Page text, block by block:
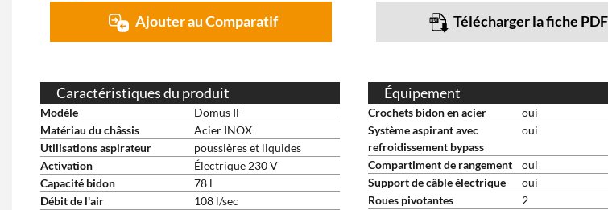
Ajouter au Comparatif Télécharger la fiche PDF
Caractéristiques du produit
Modèle
Domus IF
Matériau du châssis
Acier INOX
Utilisations aspirateur
poussières et liquides
Activation
Électrique 230 V
Capacité bidon
78 l
Débit de l'air
108 l/sec
Équipement
Crochets bidon en acier
oui
Système aspirant avec
refroidissement bypass
oui
Compartiment de rangement
oui
Support de câble électrique
oui
Roues pivotantes
2